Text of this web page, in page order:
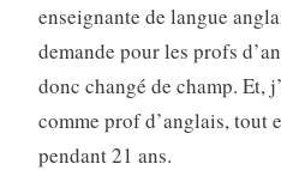
enseignante de langue
demande pour les profs
donc changé de champ. Et,
comme prof d’anglais, tout
pendant 21 ans.